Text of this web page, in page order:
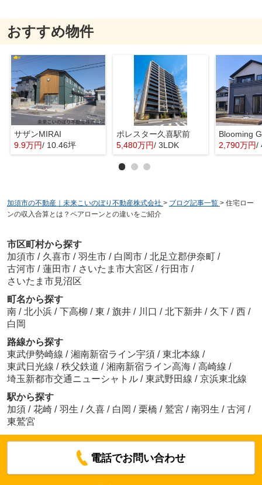
おすすめ物件
サザンMIRAI
9.9万円/ 10.46坪
ポレスター久喜駅前
5,480万円/ 3LDK 2,790万円/
加須市の不動産｜未来こいのぼり不動産株式会社 > ブログ記事一覧 > 住宅ロー
ンの収入合算とは？ペアローンとの違いをご紹介
市区町村から探す
加須市 / 久喜市 / 羽生市 / 白岡市 / 北足立郡伊奈町 /
古河市 / 蓮田市 / さいたま市大宮区 / 行田市 /
さいたま市見沼区
町名から探す
南 / 北小浜 / 下高柳 / 東 / 旗井 / 川口 / 北下新井 / 久下 / 西 /
白岡
路線から探す
東武伊勢崎線 / 湘南新宿ライン宇須 / 東北本線 /
東武日光線 / 秩父鉄道 / 湘南新宿ライン高海 / 高崎線 /
埼玉新都市交通ニューシャトル / 東武野田線 / 京浜東北線
駅から探す
加須 / 花崎 / 羽生 / 久喜 / 白岡 / 栗橋 / 鷲宮 / 南羽生 / 古河 /
東鷲宮
電話でお問い合わせ